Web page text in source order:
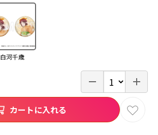
白河千歳
カートに入れる